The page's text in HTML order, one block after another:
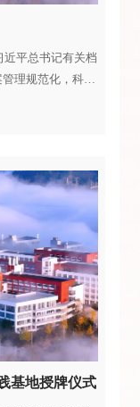
近平总书记有关档
理规范化，科学
理工作基本情况
基地授牌仪式